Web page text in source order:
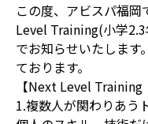
この度、アビスパ福
Level Training(小学
でお知らせいたします
ております。
【Next Level
1.複数人が関わりあう